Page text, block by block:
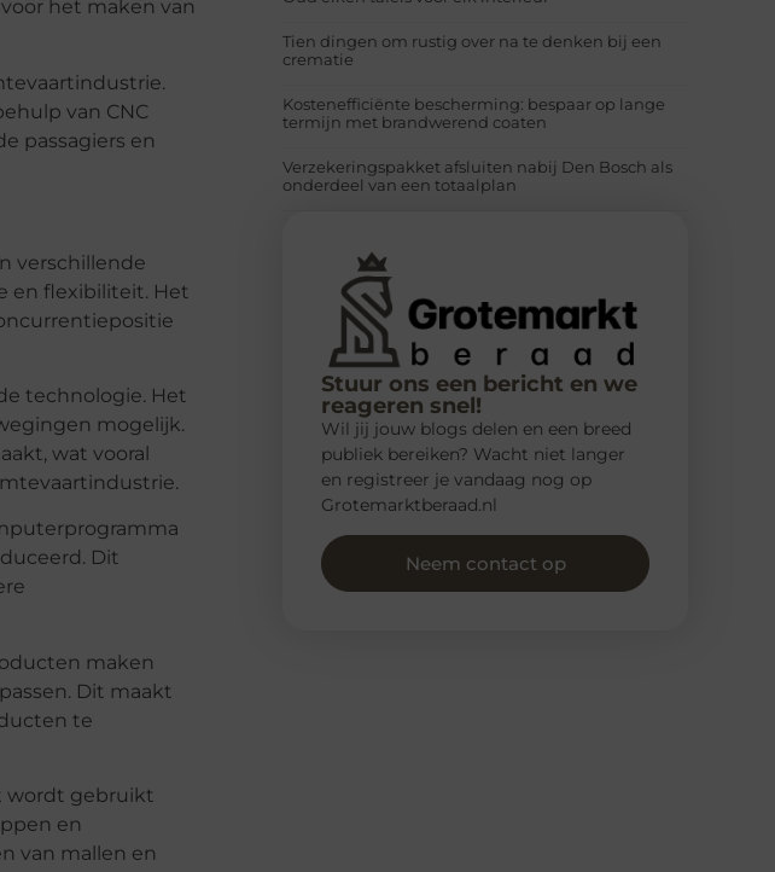
het maken van
van CNC
passagiers en
verschillende
en flexibiliteit. Het
technologie. Het
mogelijk.
wat vooral
Dit
maken
Dit maakt
te
wordt gebruikt
en
van mallen en
Tien dingen om rustig over na te denken bij een
crematie
Kostenefficiënte bescherming: bespaar op lange
termijn met brandwerend coaten
Verzekeringspakket afsluiten nabij Den Bosch als
onderdeel van een totaalplan
Stuur ons een bericht en we
reageren snel!
Wil jij jouw blogs delen en een breed
publiek bereiken? Wacht niet langer
en registreer je vandaag nog op
Grotemarktberaad.nl
Neem contact op